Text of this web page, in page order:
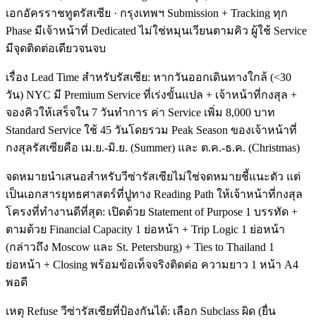
เอกอัครราชทูตรัสเซีย · กรุงเทพฯ Submission + Tracking ทุก
Phase มีเจ้าหน้าที่ Dedicated ไม่ใช่หมุนเวียนตามคิว ผู้ใช้ Service
มีจุดติดต่อเดียวจนจบ
เรื่อง Lead Time สำหรับรัสเซีย: หากวันออกเดินทางใกล้ (<30
วัน) NYC มี Premium Service ที่เร่งขั้นแปล + เจ้าหน้าที่กงสุล +
จองคิวให้เสร็จใน 7 วันทำการ ค่า Service เพิ่ม 8,000 บาท
Standard Service ใช้ 45 วันโดยรวม Peak Season ของเจ้าหน้าที่
กงสุลรัสเซียคือ เม.ย.-มิ.ย. (Summer) และ ต.ค.-ธ.ค. (Christmas)
จดหมายนำเสนอสำหรับวีซ่ารัสเซียไม่ใช่จดหมายชี้แนะตัว แต่
เป็นเอกสารยุทธศาสตร์ที่ปูทาง Reading Path ให้เจ้าหน้าที่กงสุล
โครงที่ทำงานดีที่สุด: เปิดด้วย Statement of Purpose 1 บรรทัด +
ตามด้วย Financial Capacity 1 ย่อหน้า + Trip Logic 1 ย่อหน้า
(กล่าวถึง Moscow และ St. Petersburg) + Ties to Thailand 1
ย่อหน้า + Closing พร้อมข้อเท็จจริงติดต่อ ความยาว 1 หน้า A4
พอดี
เหตุ Refuse วีซ่ารัสเซียที่ป้องกันได้: เลือก Subclass ผิด (ยื่น